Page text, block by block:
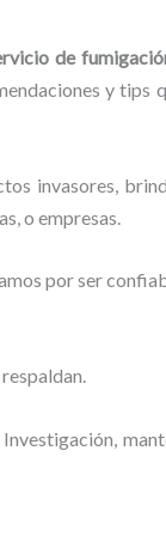
de
y tips
invasores,
o empresas.
por ser